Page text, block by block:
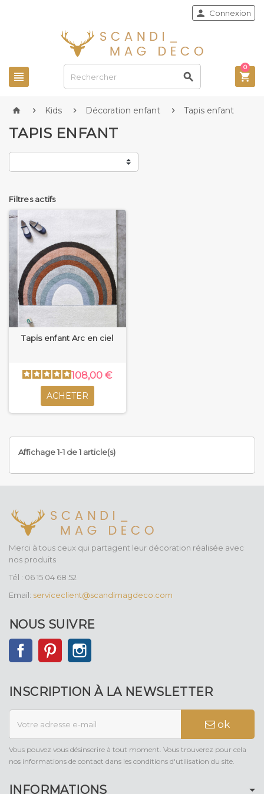
 
 Connexion

0
  Kids  Décoration enfant  Tapis enfant
TAPIS ENFANT
Filtres actifs
Tapis enfant Arc en ciel
108,00 €
ACHETER
Affichage 1-1 de 1 article(s)
Merci à tous ceux qui partagent leur décoration réalisée avec
nos produits
Tél : 06 15 04 68 52
Email: serviceclient@scandimagdeco.com
NOUS SUIVRE
FacebookPinterest
INSCRIPTION À LA NEWSLETTER
ok
Vous pouvez vous désinscrire à tout moment. Vous trouverez pour cela
nos informations de contact dans les conditions d'utilisation du site.
INFORMATIONS